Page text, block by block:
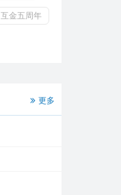
互金五周年
更多